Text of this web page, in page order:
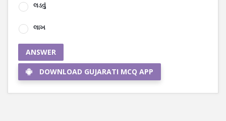
લડવું
લાખ
ANSWER
DOWNLOAD GUJARATI MCQ APP